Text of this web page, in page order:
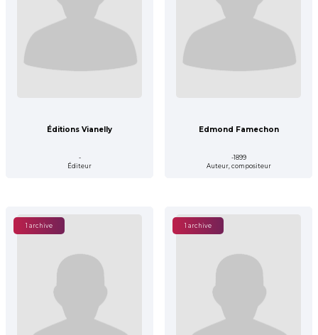
Éditions Vianelly
-
Éditeur
Edmond Famechon
-1899
Auteur, compositeur
1 archive 1 archive